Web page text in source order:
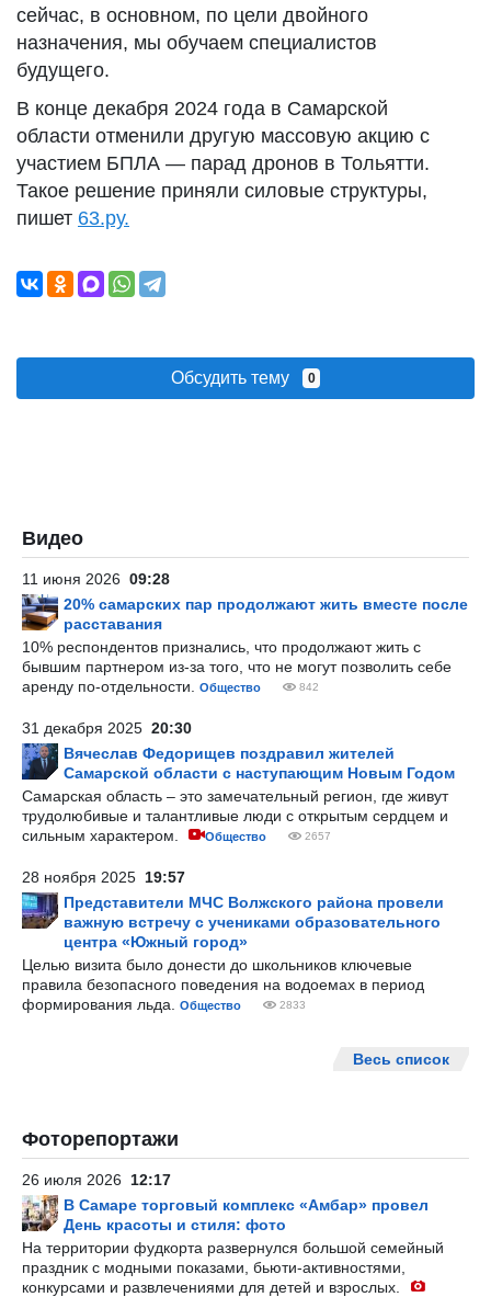
сейчас, в основном, по цели двойного
назначения, мы обучаем специалистов
будущего.
В конце декабря 2024 года в Самарской
области отменили другую массовую акцию с
участием БПЛА — парад дронов в Тольятти.
Такое решение приняли силовые структуры,
пишет 63.ру.
Обсудить тему 0
Видео
11 июня 2026 09:28
20% самарских пар продолжают жить вместе после
расставания
10% респондентов признались, что продолжают жить с
бывшим партнером из-за того, что не могут позволить себе
аренду по-отдельности.
Общество 842
31 декабря 2025 20:30
Вячеслав Федорищев поздравил жителей
Самарской области с наступающим Новым Годом
Самарская область – это замечательный регион, где живут
трудолюбивые и талантливые люди с открытым сердцем и
сильным характером.
Общество 2657
28 ноября 2025 19:57
Представители МЧС Волжского района провели
важную встречу с учениками образовательного
центра «Южный город»
Целью визита было донести до школьников ключевые
правила безопасного поведения на водоемах в период
формирования льда.
Общество 2833
Весь список
Фоторепортажи
26 июля 2026 12:17
В Самаре торговый комплекс «Амбар» провел
День красоты и стиля: фото
На территории фудкорта развернулся большой семейный
праздник с модными показами, бьюти-активностями,
конкурсами и развлечениями для детей и взрослых.